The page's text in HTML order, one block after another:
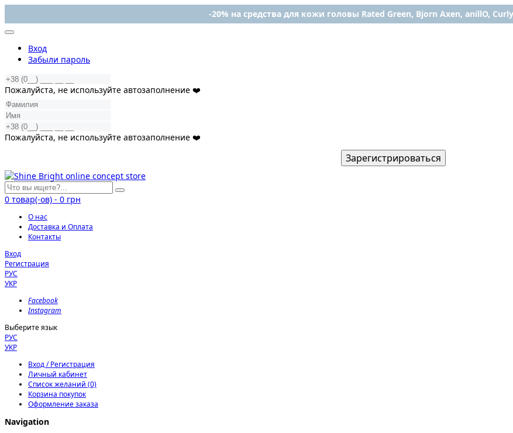
-20% на средства для кожи головы Rated Green, Bjorn Axen, anillO,
Вход
Забыли пароль
Пожалуйста, не используйте автозаполнение ❤️
Пожалуйста, не используйте автозаполнение ❤️
Зарегистрироваться
0 товар(-ов) - 0 грн
О нас
Доставка и Оплата
Контакты
Вход
Регистрация
РУС
УКР
Facebook
Instagram
Выберите язык
РУС
УКР
Вход / Регистрация
Личный кабинет
Список желаний (0)
Корзина покупок
Оформление заказа
Navigation